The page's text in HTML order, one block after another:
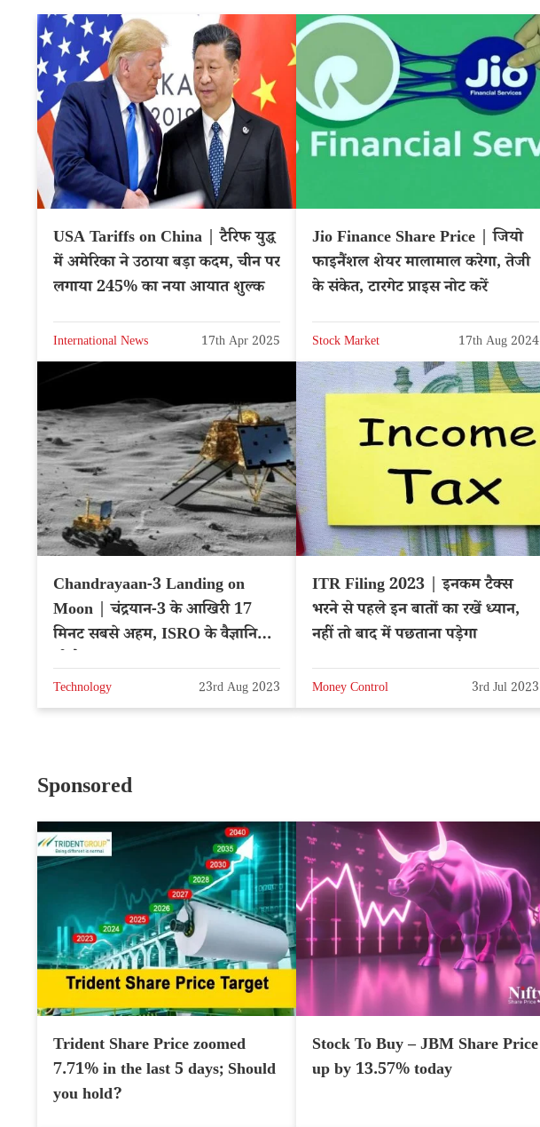
USA Tariffs on China | टैरिफ युद्ध
में अमेरिका ने उठाया बड़ा कदम, चीन पर
लगाया 245% का नया आयात शुल्क
International News 17th Apr 2025
Jio Finance Share Price | जियो
फाइनैंशल शेयर मालामाल करेगा, तेजी
के संकेत, टारगेट प्राइस नोट करें
Stock Market 17th Aug 2024
Chandrayaan-3 Landing on
Moon | चंद्रयान-3 के आखिरी 17
मिनट सबसे अहम, ISRO के वैज्ञानिक
Technology 23rd Aug 2023
ITR Filing 2023 | इनकम टैक्स
भरने से पहले इन बातों का रखें ध्यान,
नहीं तो बाद में पछताना पड़ेगा
Money Control 3rd Jul 2023
Sponsored
Trident Share Price zoomed
7.71% in the last 5 days; Should
you hold?
Stock To Buy – JBM Share Price
up by 13.57% today